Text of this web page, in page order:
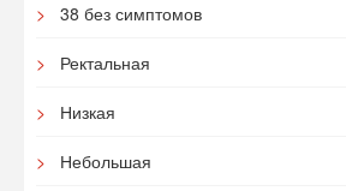
38 без симптомов
Ректальная
Низкая
Небольшая